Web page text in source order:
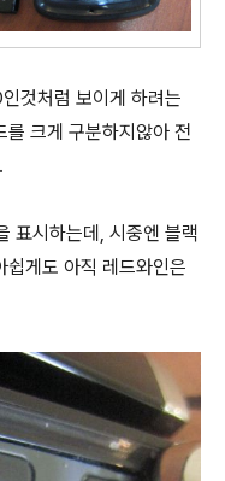
것처럼 보이게 하려는
를 크게 구분하지않아 전
표시하는데, 시중엔 블랙
게도 아직 레드와인은